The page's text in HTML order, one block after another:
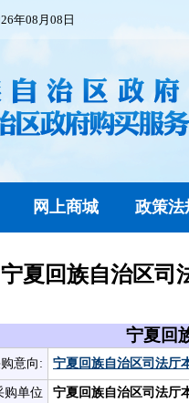
年08月08日
网上商城 政策法
宁夏回族自治区司
宁夏回
意向: 宁夏回族自治区司法厅
购单位
宁夏回族自治区司法厅